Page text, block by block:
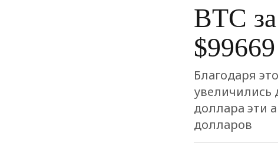
BTC
Благодаря
увеличились
доллара эти
долларов